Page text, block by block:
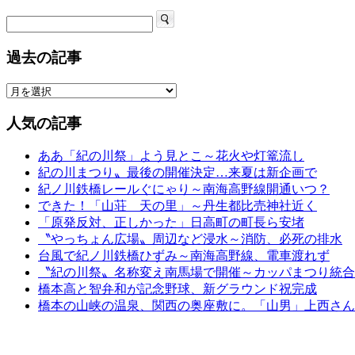
過去の記事
人気の記事
ああ「紀の川祭」よう見とこ～花火や灯篭流し
紀の川まつり〟最後の開催決定…来夏は新企画で
紀ノ川鉄橋レールぐにゃり～南海高野線開通いつ？
できた！「山荘 天の里」～丹生都比売神社近く
「原発反対、正しかった」日高町の町長ら安堵
〝やっちょん広場〟周辺など浸水～消防、必死の排水
台風で紀ノ川鉄橋ひずみ～南海高野線、電車渡れず
〝紀の川祭〟名称変え南馬場で開催～カッパまつり統合
橋本高と智弁和が記念野球、新グラウンド祝完成
橋本の山峡の温泉、関西の奥座敷に。「山男」上西さ